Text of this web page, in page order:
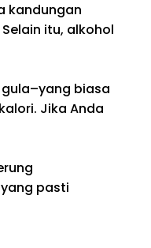
kandungan
itu, alkohol
biasa
Jika Anda
pasti